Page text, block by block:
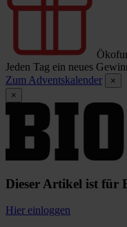
Jeden Tag ein neues
Zum Adventskalender
×
×
Dieser Artikel ist für
Hier einloggen